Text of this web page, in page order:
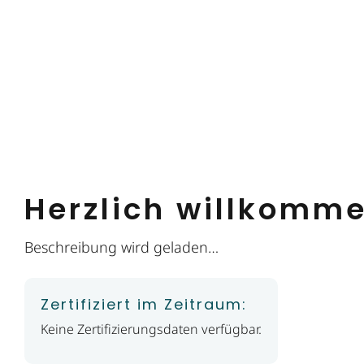
Herzlich
Beschreibung wird geladen…
Zertifiziert im Zeitraum:
Keine Zertifizierungsdaten verfügbar.